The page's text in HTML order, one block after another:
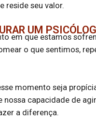
reside seu valor.
UM
em que estamos
o que sentimos,
momento seja
nossa capacidade de
a diferença.